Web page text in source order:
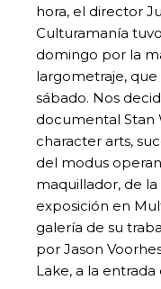
hora, el director
Culturamanía
domingo por la
largometraje,
sábado. Nos
documental Stan
character arts,
del modus
maquillador, de
exposición en
galería de su
por Jason
Lake, a la entrada